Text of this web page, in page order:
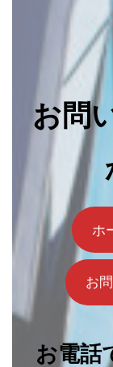
お問
ホ
お
お電話